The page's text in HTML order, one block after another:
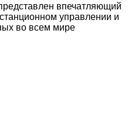
впечатляющий
управлении и
во всем мире